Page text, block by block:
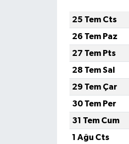
25 Tem Cts
26 Tem Paz
27 Tem Pts
28 Tem Sal
29 Tem Çar
30 Tem Per
31 Tem Cum
1 Ağu Cts